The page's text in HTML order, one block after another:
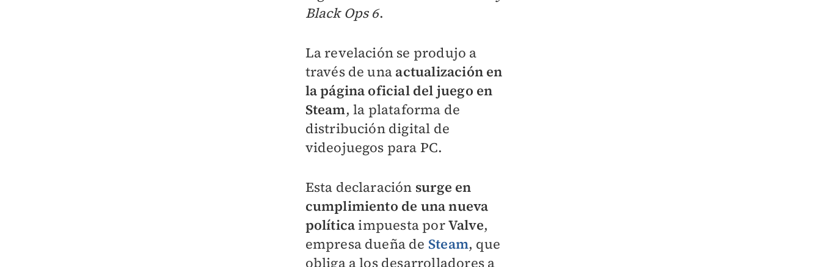
Black Ops 6.
La revelación se produjo a
través de una actualización en
la página oficial del juego en
Steam, la plataforma de
distribución digital de
videojuegos para PC.
Esta declaración surge en
cumplimiento de una nueva
políticaimpuesta porValve,
empresa dueña de Steam, que
obliga a los desarrolladores a